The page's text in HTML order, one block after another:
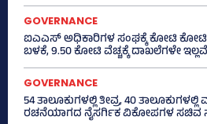
GOVERNANCE
ಐಎಎಸ್‌ ಅಧಿಕಾರಿಗಳ ಸಂಘಕ್ಕೆ ಕೋಟಿ
ಬಳಕೆ, 9.50 ಕೋಟಿ ವೆಚ್ಚಕ್ಕೆ ದಾಖಲೆಗಳೇ
GOVERNANCE
54 ತಾಲೂಕುಗಳಲ್ಲಿ ತೀವ್ರ, 40
ರಚನೆಯಾಗದ ನೈಸರ್ಗಿಕ ವಿಕೋಪಗಳ